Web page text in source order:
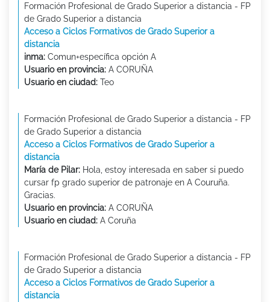
Formación Profesional de Grado Superior a distancia - FP
de Grado Superior a distancia
Acceso a Ciclos Formativos de Grado Superior a
distancia
inma: Comun+específica opción A
Usuario en provincia: A CORUÑA
Usuario en ciudad: Teo
Formación Profesional de Grado Superior a distancia - FP
de Grado Superior a distancia
Acceso a Ciclos Formativos de Grado Superior a
distancia
María de Pilar: Hola, estoy interesada en saber si puedo
cursar fp grado superior de patronaje en A Couruña.
Gracias.
Usuario en provincia: A CORUÑA
Usuario en ciudad: A Coruña
Formación Profesional de Grado Superior a distancia - FP
de Grado Superior a distancia
Acceso a Ciclos Formativos de Grado Superior a
distancia